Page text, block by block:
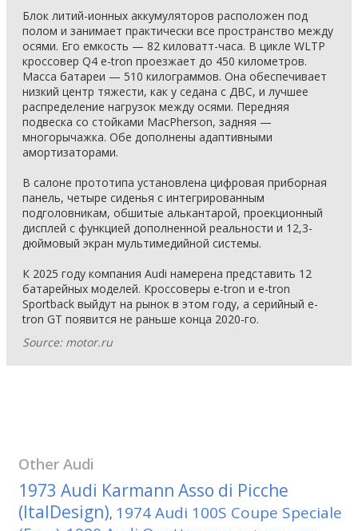
Блок литий-ионных аккумуляторов расположен под
полом и занимает практически все пространство между
осями. Его емкость — 82 киловатт-часа. В цикле WLTP
кроссовер Q4 e-tron проезжает до 450 километров.
Масса батареи — 510 килограммов. Она обеспечивает
низкий центр тяжести, как у седана с ДВС, и лучшее
распределение нагрузок между осями. Передняя
подвеска со стойками MacPherson, задняя —
многорычажка. Обе дополнены адаптивными
амортизаторами.
В салоне прототипа установлена цифровая приборная
панель, четыре сиденья с интегрированным
подголовникам, обшитые алькантарой, проекционный
дисплей с функцией дополненной реальности и 12,3-
дюймовый экран мультимедийной системы.
К 2025 году компания Audi намерена представить 12
батарейных моделей. Кроссоверы e-tron и e-tron
Sportback выйдут на рынок в этом году, а серийный e-
tron GT появится не раньше конца 2020-го.
Source: motor.ru
Other Audi
1973 Audi Karmann Asso di Picche
(ItalDesign), 1974 Audi 100S Coupe Speciale